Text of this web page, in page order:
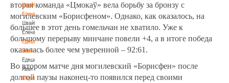
Швайбович
Елена
Швайбович
Елена
Едешко
Иван
Едешко
Иван
Обучающие
вторая команда «Цмокаў» вела борьбу за бронзу с
могилевским «Борисфеном». Однако, как оказалось, на
большее в этот день гомельчан не хватило. Уже к
большому перерыву минчане повели +4, а в итоге победа
оказалась более чем уверенной – 92:61.
Во втором матче дня могилевский «Борисфен» после
долгой паузы наконец-то появился перед своими